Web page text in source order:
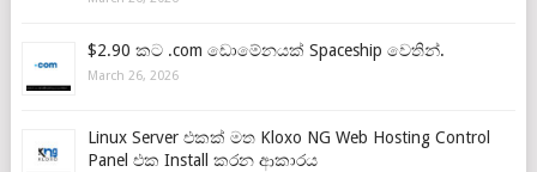
$2.90 කට .com ඩොමේනයක් Spaceship වෙතින්.
March 26, 2026
Linux Server එකක් මත Kloxo NG Web Hosting Control
Panel එක Install කරන ආකාරය